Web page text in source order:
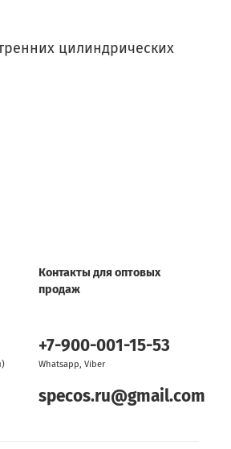
цилиндрических
Контакты для оптовых
продаж
+7-900-001-15-53
Whatsapp, Viber
specos.ru@gmail.com